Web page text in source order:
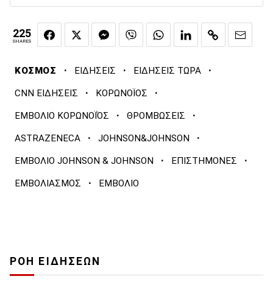
225
SHARES
ΚΟΣΜΟΣ · ΕΙΔΗΣΕΙΣ · ΕΙΔΗΣΕΙΣ ΤΩΡΑ ·
CNN ΕΙΔΗΣΕΙΣ · ΚΟΡΩΝΟΪΟΣ ·
ΕΜΒΟΛΙΟ ΚΟΡΩΝΟΪΌΣ · ΘΡΟΜΒΩΣΕΙΣ ·
ASTRAZENECA · JOHNSON&JOHNSON ·
ΕΜΒΟΛΙΟ JOHNSON & JOHNSON · ΕΠΙΣΤΗΜΟΝΕΣ ·
ΕΜΒΟΛΙΑΣΜΟΣ · ΕΜΒΟΛΙΟ
ΡΟΗ ΕΙΔΗΣΕΩΝ